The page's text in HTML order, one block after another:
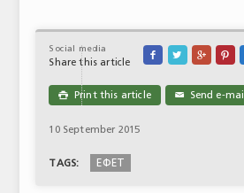
Social media
Share this article
   
 Print this article ✉ Send e-mail
10 September 2015
TAGS: ΕΦΕΤ